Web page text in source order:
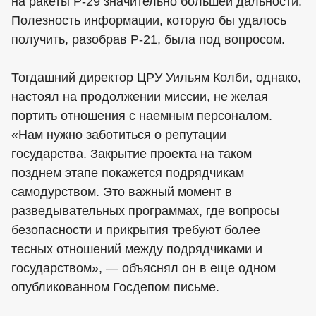
Полезность информации, которую бы удалось
получить, разобрав Р-21, была под вопросом.
Тогдашний директор ЦРУ Уильям Колби, однако,
настоял на продолжении миссии, не желая
портить отношения с наемным персоналом.
«Нам нужно заботиться о репутации
государства. Закрытие проекта на таком
позднем этапе покажется подрядчикам
самодурством. Это важный момент в
разведывательных программах, где вопросы
безопасности и прикрытия требуют более
тесных отношений между подрядчиками и
государством», — объяснял он в еще одном
опубликованном Госдепом письме.